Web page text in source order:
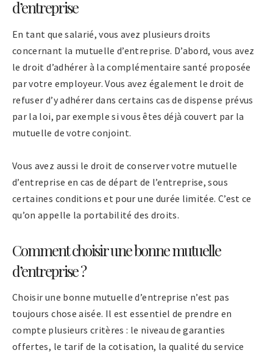
d’entreprise
En tant que salarié, vous avez plusieurs droits
concernant la mutuelle d’entreprise. D’abord, vous avez
le droit d’adhérer à la complémentaire santé proposée
par votre employeur. Vous avez également le droit de
refuser d’y adhérer dans certains cas de dispense prévus
par la loi, par exemple si vous êtes déjà couvert par la
mutuelle de votre conjoint.
Vous avez aussi le droit de conserver votre mutuelle
d’entreprise en cas de départ de l’entreprise, sous
certaines conditions et pour une durée limitée. C’est ce
qu’on appelle la portabilité des droits.
Comment choisir une bonne mutuelle
d’entreprise ?
Choisir une bonne mutuelle d’entreprise n’est pas
toujours chose aisée. Il est essentiel de prendre en
compte plusieurs critères : le niveau de garanties
offertes, le tarif de la cotisation, la qualité du service